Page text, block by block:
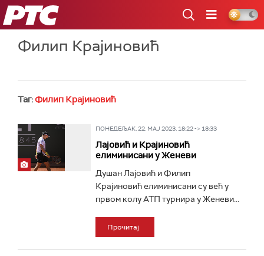
РТС
Филип Крајиновић
Таг:Филип Крајиновић
ПОНЕДЕЉАК, 22. МАЈ 2023, 18:22 -> 18:33
Лајовић и Крајиновић
елиминисани у Женеви
Душан Лајовић и Филип
Крајиновић елиминисани су већ у
првом колу АТП турнира у Женеви...
Прочитај